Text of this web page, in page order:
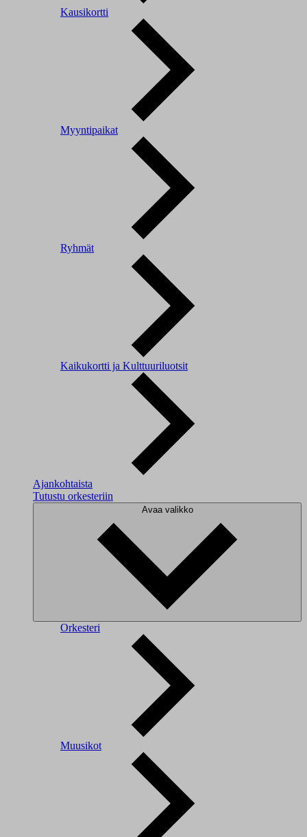
Kausikortti
Myyntipaikat
Ryhmät
Kaikukortti ja Kulttuuriluotsit
Ajankohtaista
Tutustu orkesteriin
Avaa valikko
Orkesteri
Muusikot